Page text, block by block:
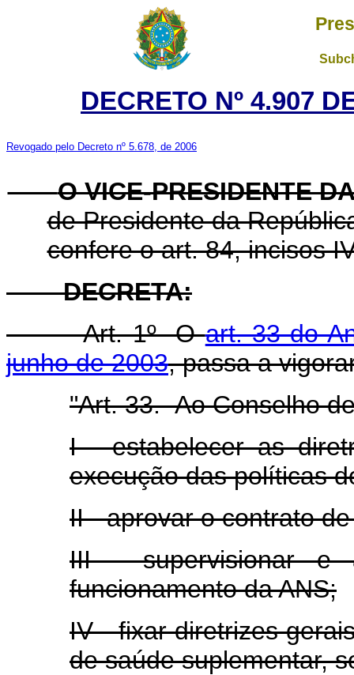
DECRETO Nº 4.907
Revogado pelo Decreto nº 5.678, de 2006
O VICE-PRESIDENTE
de Presidente da
confere o art. 84, incisos
DECRETA:
Art. 1º Oart. 33 do
junho de 2003, passa a
"Art. 33. Ao Conselho
I - estabelecer as
execução das políticas
II - aprovar o contrato
III - supervisionar e
funcionamento da ANS;
IV - fixar diretrizes
de saúde suplementar,